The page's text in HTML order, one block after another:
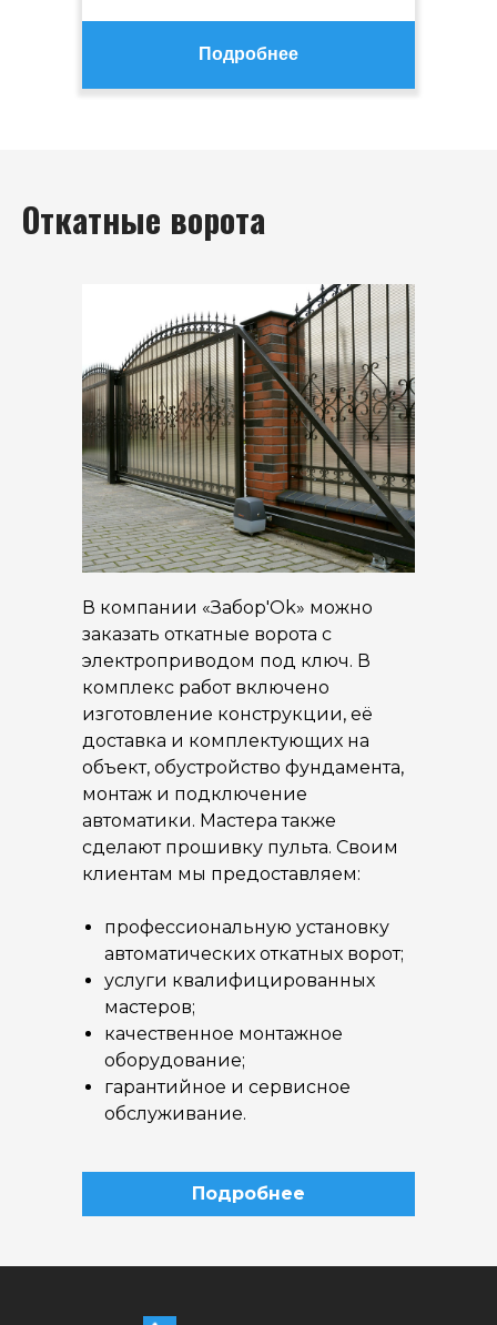
Подробнее
Откатные ворота
В компании «Забор'Ok» можно
заказать откатные ворота с
электроприводом под ключ. В
комплекс работ включено
изготовление конструкции, её
доставка и комплектующих на
объект, обустройство фундамента,
монтаж и подключение
автоматики. Мастера также
сделают прошивку пульта. Своим
клиентам мы предоставляем:
профессиональную установку
автоматических откатных ворот;
услуги квалифицированных
мастеров;
качественное монтажное
оборудование;
гарантийное и сервисное
обслуживание.
Подробнее